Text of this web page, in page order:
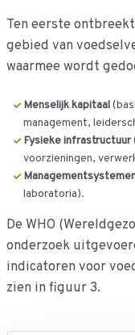
Ten eerste
gebied van
waarmee wordt
Menselijk kapitaal
management,
Fysieke infrastructuur
voorzieningen,
laboratoria).
De WHO
onderzoek
indicatoren voor
zien in figuur 3.